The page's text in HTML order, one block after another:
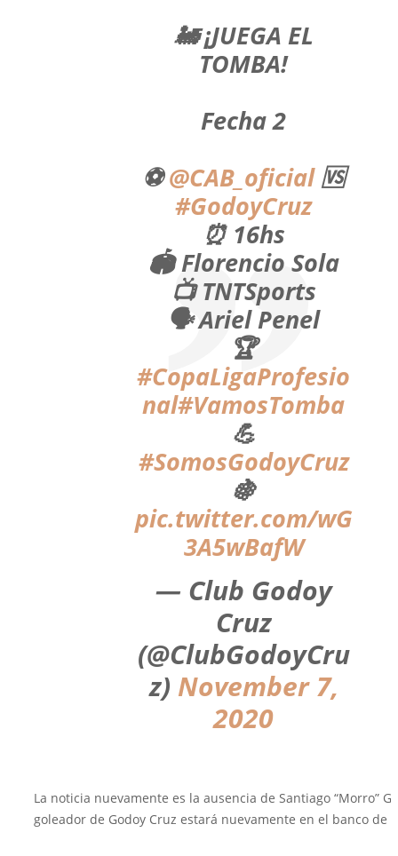
🚂 ¡JUEGA EL
TOMBA!
Fecha 2
⚽@CAB_oficial🆚
#GodoyCruz
⏰ 16hs
🏟 Florencio Sola
📺 TNTSports
🗣️ Ariel Penel
🏆
#CopaLigaProfesio
nal#VamosTomba
💪
#SomosGodoyCruz
🍇
pic.twitter.com/wG
3A5wBafW
— Club Godoy
Cruz
(@ClubGodoyCru
z) November 7,
2020
La noticia nuevamente es la ausencia de Santiago “Morro”
goleador de Godoy Cruz estará nuevamente en el banco de